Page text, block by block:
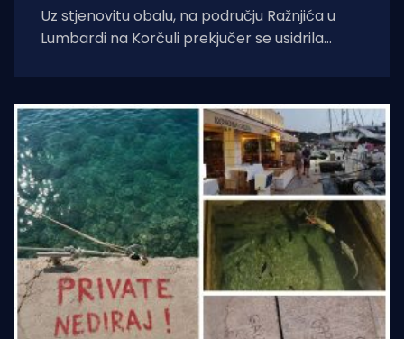
Uz stjenovitu obalu, na području Ražnjića u
Lumbardi na Korčuli prekjučer se usidrila